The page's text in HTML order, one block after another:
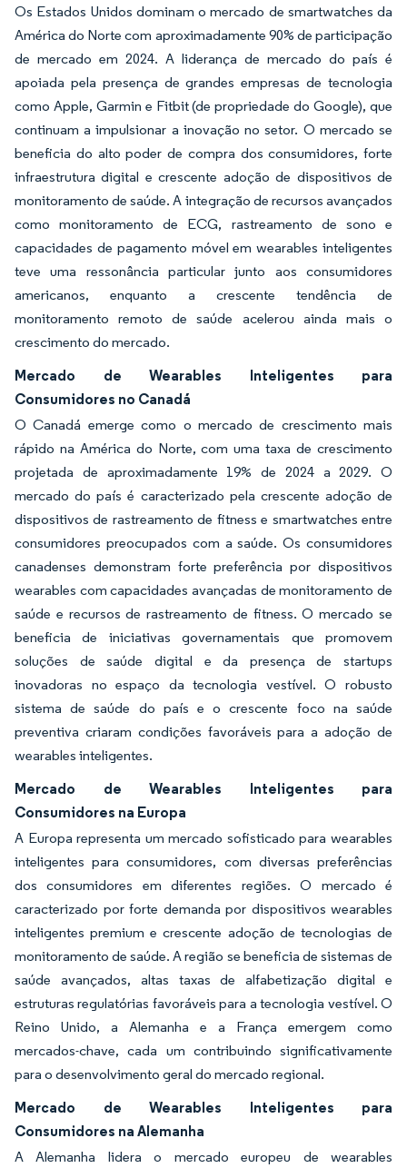
Os Estados Unidos dominam o mercado de smartwatches da
América do Norte com aproximadamente 90% de participação
de mercado em 2024. A liderança de mercado do país é
apoiada pela presença de grandes empresas de tecnologia
como Apple, Garmin e Fitbit (de propriedade do Google), que
continuam a impulsionar a inovação no setor. O mercado se
beneficia do alto poder de compra dos consumidores, forte
infraestrutura digital e crescente adoção de dispositivos de
monitoramento de saúde. A integração de recursos avançados
como monitoramento de ECG, rastreamento de sono e
capacidades de pagamento móvel em wearables inteligentes
teve uma ressonância particular junto aos consumidores
americanos, enquanto a crescente tendência de
monitoramento remoto de saúde acelerou ainda mais o
crescimento do mercado.
Mercado de Wearables Inteligentes para
Consumidores no Canadá
O Canadá emerge como o mercado de crescimento mais
rápido na América do Norte, com uma taxa de crescimento
projetada de aproximadamente 19% de 2024 a 2029. O
mercado do país é caracterizado pela crescente adoção de
dispositivos de rastreamento de fitness e smartwatches entre
consumidores preocupados com a saúde. Os consumidores
canadenses demonstram forte preferência por dispositivos
wearables com capacidades avançadas de monitoramento de
saúde e recursos de rastreamento de fitness. O mercado se
beneficia de iniciativas governamentais que promovem
soluções de saúde digital e da presença de startups
inovadoras no espaço da tecnologia vestível. O robusto
sistema de saúde do país e o crescente foco na saúde
preventiva criaram condições favoráveis para a adoção de
wearables inteligentes.
Mercado de Wearables Inteligentes para
Consumidores na Europa
A Europa representa um mercado sofisticado para wearables
inteligentes para consumidores, com diversas preferências
dos consumidores em diferentes regiões. O mercado é
caracterizado por forte demanda por dispositivos wearables
inteligentes premium e crescente adoção de tecnologias de
monitoramento de saúde. A região se beneficia de sistemas de
saúde avançados, altas taxas de alfabetização digital e
estruturas regulatórias favoráveis para a tecnologia vestível. O
Reino Unido, a Alemanha e a França emergem como
mercados-chave, cada um contribuindo significativamente
para o desenvolvimento geral do mercado regional.
Mercado de Wearables Inteligentes para
Consumidores na Alemanha
A Alemanha lidera o mercado europeu de wearables